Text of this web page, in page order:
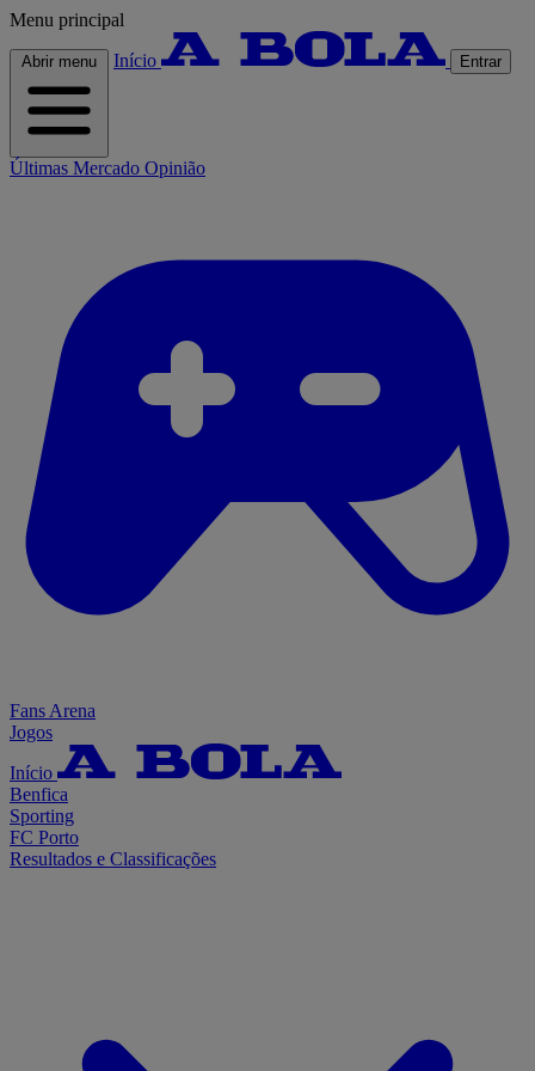
Menu principal
Abrir menu Início Entrar
Últimas Mercado Opinião
Fans Arena
Jogos
Início
Benfica
Sporting
FC Porto
Resultados e Classificações